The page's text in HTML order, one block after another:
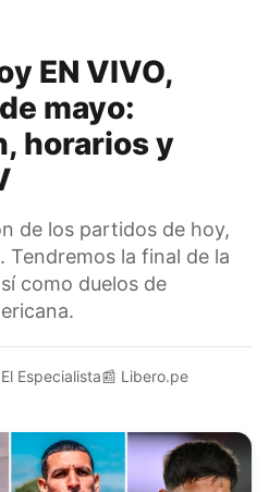
EN VIVO,
mayo:
horarios y
de los partidos de hoy,
Tendremos la final de la
como duelos de
El Especialista📰 Libero.pe